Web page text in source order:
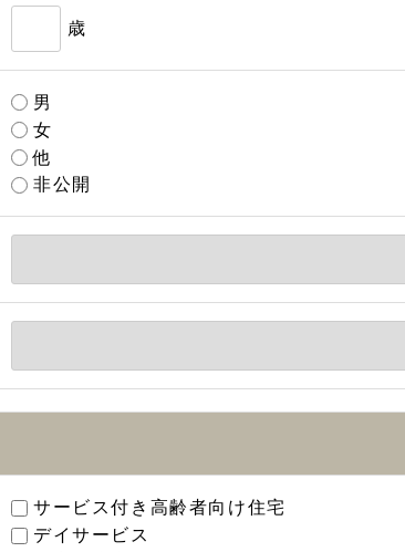
歳
男
女
他
非公開
サービス付き高齢者向け住宅
デイサービス